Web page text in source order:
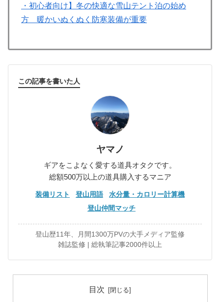
・初心者向け】冬の快適な雪山テント泊の始め
方 暖かいぬくぬく防寒装備が重要
この記事を書いた人
ヤマノ
ギアをこよなく愛する道具オタクです。
総額500万以上の道具購入するマニア
装備リスト 登山用語
水分量・カロリー計算機
登山仲間マッチ
登山歴11年、月間1300万PVの大手メディア監修
雑誌監修 | 総執筆記事2000件以上
目次